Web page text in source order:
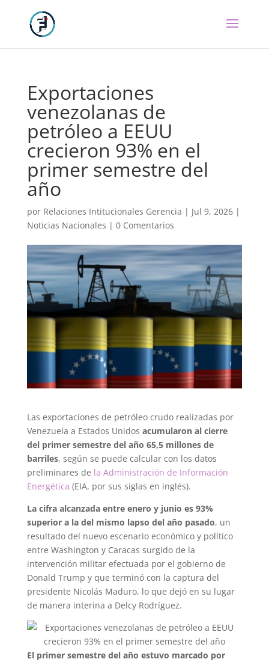
Exportaciones
venezolanas de
petróleo a EEUU
crecieron 93% en el
primer semestre del
año
por Relaciones Intitucionales Gerencia | Jul 9, 2026|
Noticias Nacionales | 0 Comentarios
Las exportaciones de petróleo crudo realizadas por
Venezuela a Estados Unidos acumularon al cierre
del primer semestre del año 65,5 millones de
barriles, según se puede calcular con los datos
preliminares de la Administración de Información
Energética (EIA, por sus siglas en inglés).
La cifra alcanzada entre enero y junio es 93%
superior a la del mismo lapso del año pasado, un
resultado del nuevo escenario económico y político
entre Washington y Caracas surgido de la
intervención militar efectuada por el gobierno de
Donald Trump y que terminó con la captura del
presidente Nicolás Maduro, lo que dejó en su lugar
de manera interina a Delcy Rodríguez.
El primer semestre del año estuvo marcado por